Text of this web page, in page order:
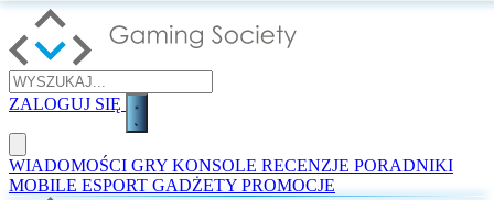
ZALOGUJ SIĘ
WIADOMOŚCI GRY KONSOLE RECENZJE PORADNIKI
MOBILE ESPORT GADŻETY PROMOCJE